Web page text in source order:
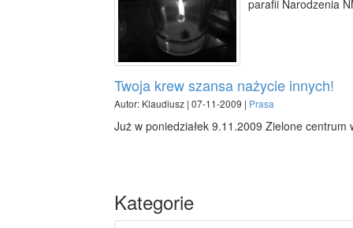
parafii Narodzenia
Twoja krew szansa nażycie innych!
Autor: Klaudiusz | 07-11-2009 | Prasa
Już w poniedziałek 9.11.2009 Zielone
Kategorie